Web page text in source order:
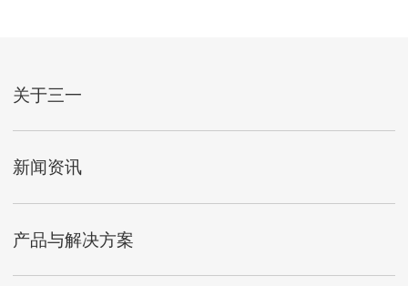
关于三一
新闻资讯
产品与解决方案